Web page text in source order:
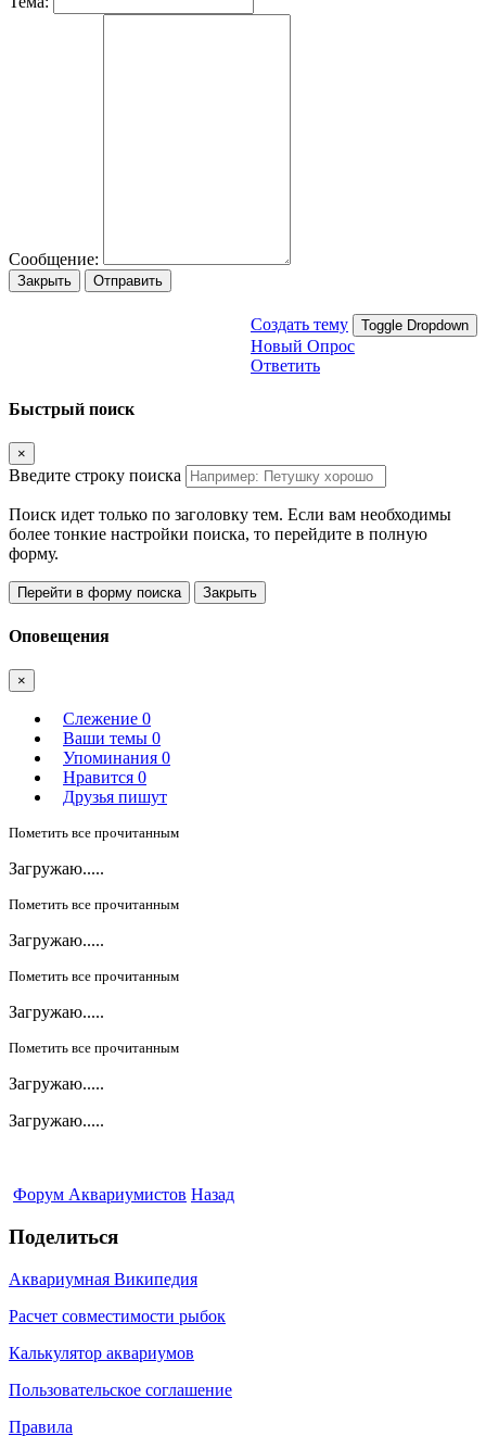
Сообщение:
Закрыть Отправить
Создать тему Toggle Dropdown
Новый Опрос
Ответить
Быстрый поиск
×
Введите строку поиска
Поиск идет только по заголовку тем. Если вам необходимы
более тонкие настройки поиска, то перейдите в полную
форму.
Перейти в форму поиска Закрыть
Оповещения
×
Слежение 0
Ваши темы 0
Упоминания 0
Нравится 0
Друзья пишут
Пометить все прочитанным
Загружаю.....
Пометить все прочитанным
Загружаю.....
Пометить все прочитанным
Загружаю.....
Пометить все прочитанным
Загружаю.....
Загружаю.....
Форум Аквариумистов Назад
Поделиться
Аквариумная Википедия
Расчет совместимости рыбок
Калькулятор аквариумов
Пользовательское соглашение
Правила